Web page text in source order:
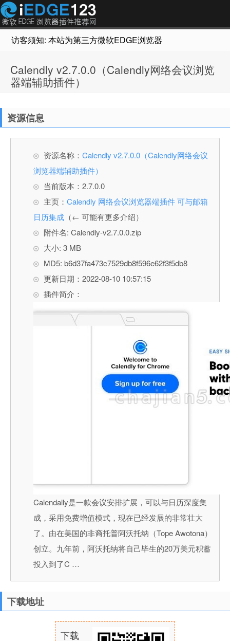
访客须知: 本站为第三方微软EDGE浏览器插件推荐网站，
Calendly v2.7.0.0（Calendly网络会议浏览
器端辅助插件）
资源信息
资源名称： Calendly v2.7.0.0（Calendly网络会议
浏览器端辅助插件）
当前版本：2.7.0.0
主页： Calendly 网络会议浏览器端插件 可与邮箱
日历集成 （← 可能有更多介绍）
附件名: Calendly-v2.7.0.0.zip
大小: 3 MB
MD5: b6d37fa473c7529db8f596e62f3f5db8
更新日期：2022-08-10 10:57:15
插件简介：
Calendally是一款会议安排扩展，可以与日历深度集
成，采用免费增值模式，现在已经发展的非常壮大
了。由在美国的非裔托普阿沃托纳（Tope Awotona）
创立。九年前，阿沃托纳将自己毕生的20万美元积蓄
投入到了C …
下载地址
下载